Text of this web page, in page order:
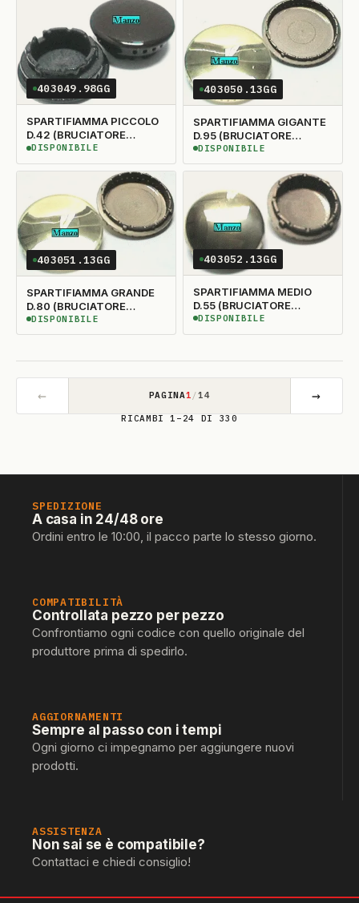
403049.98GG
SPARTIFIAMMA PICCOLO
D.42 (BRUCIATORE
415599 - 415488 - 415479
- 415470)
DISPONIBILE
DISPONIBILE
403050.13GG
SPARTIFIAMMA GIGANTE
D.95 (BRUCIATORE
415596)
DISPONIBILE
DISPONIBILE
403051.13GG
SPARTIFIAMMA GRANDE
D.80 (BRUCIATORE
415597)
DISPONIBILE
DISPONIBILE
403052.13GG
SPARTIFIAMMA MEDIO
D.55 (BRUCIATORE
415598)
DISPONIBILE
DISPONIBILE
← PAGINA1 /14 →
RICAMBI 1–24 DI 330
SPEDIZIONE
A casa in 24/48 ore
Ordini entro le 10:00, il pacco parte lo stesso giorno.
COMPATIBILITÀ
Controllata pezzo per pezzo
Confrontiamo ogni codice con quello originale del
produttore prima di spedirlo.
AGGIORNAMENTI
Sempre al passo con i tempi
Ogni giorno ci impegnamo per aggiungere nuovi
prodotti.
ASSISTENZA
Non sai se è compatibile?
Contattaci e chiedi consiglio!